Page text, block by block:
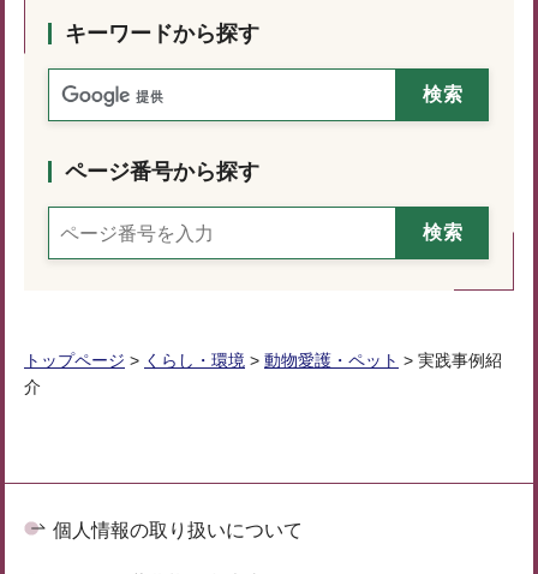
キーワードから探す
ページ番号から探す
トップページ > くらし・環境 > 動物愛護・ペット > 実践事例紹
介
個人情報の取り扱いについて